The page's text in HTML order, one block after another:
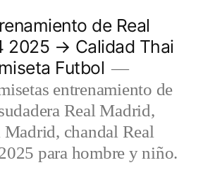
de Real
2025 → Calidad Thai
Futbol
entrenamiento de
Real Madrid,
Madrid, chandal Real
para hombre y niño.